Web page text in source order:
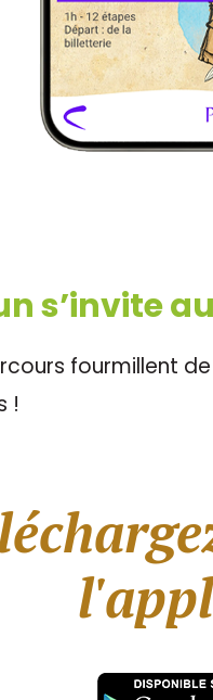
s’invite
fourmillent
!